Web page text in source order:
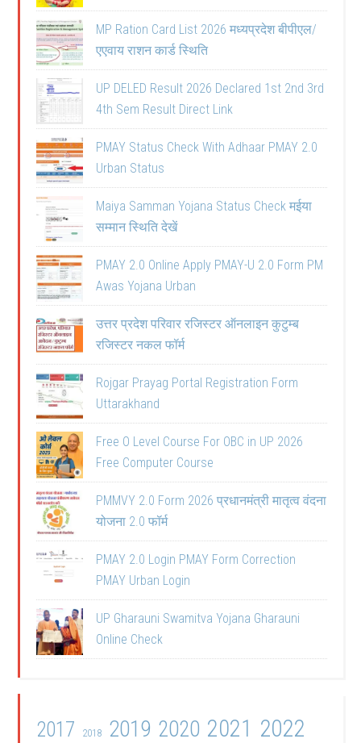
MP Ration Card List 2026 मध्यप्रदेश बीपीएल/
एएवाय राशन कार्ड स्थिति
UP DELED Result 2026 Declared 1st 2nd 3rd
4th Sem Result Direct Link
PMAY Status Check With Adhaar PMAY 2.0
Urban Status
Maiya Samman Yojana Status Check मईया
सम्मान स्थिति देखें
PMAY 2.0 Online Apply PMAY-U 2.0 Form PM
Awas Yojana Urban
उत्तर प्रदेश परिवार रजिस्टर ऑनलाइन कुटुम्ब
रजिस्टर नकल फॉर्म
Rojgar Prayag Portal Registration Form
Uttarakhand
Free O Level Course For OBC in UP 2026
Free Computer Course
PMMVY 2.0 Form 2026 प्रधानमंत्री मातृत्व वंदना
योजना 2.0 फॉर्म
PMAY 2.0 Login PMAY Form Correction
PMAY Urban Login
UP Gharauni Swamitva Yojana Gharauni
Online Check
2017 2018 2019 2020 2021 2022